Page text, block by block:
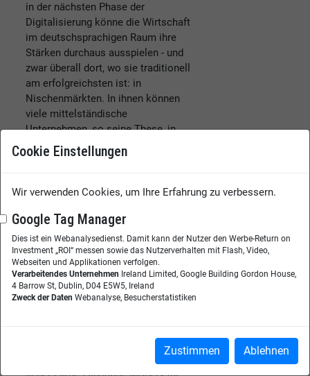
in der nächsten Phase der
Digitalisierung könne die Wirtschaft
im deutschsprachigen Raum ihre
Stärken durchaus ausspielen - und
zwar überall dort, wo sie traditionell
am erfolgreichsten ist: in
Nischenmärkten. In ihnen können
viele mittelständische
Unternehmen, so seine These, in
den kommenden Jahren
hochprofitable Geschäfte aufbauen.
(C) Tung Nguyen /
Chatbots im Kundendialog oder
Cookie Einstellungen
Wir verwenden Cookies, um Ihre Erfahrung zu verbessern.
Google Tag Manager
Dies ist ein Webanalysedienst. Damit kann der Nutzer den Werbe-Return on
Investment „ROI“ messen sowie das Nutzerverhalten mit Flash, Video,
Webseiten und Applikationen verfolgen.
Verarbeitendes Unternehmen Ireland Limited, Google Building Gordon House,
4 Barrow St, Dublin, D04 E5W5, Ireland
Zweck der Daten Webanalyse, Besucherstatistiken
Zustimmen Ablehnen